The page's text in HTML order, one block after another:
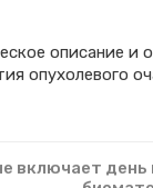
описание и
опухолевого
включает день